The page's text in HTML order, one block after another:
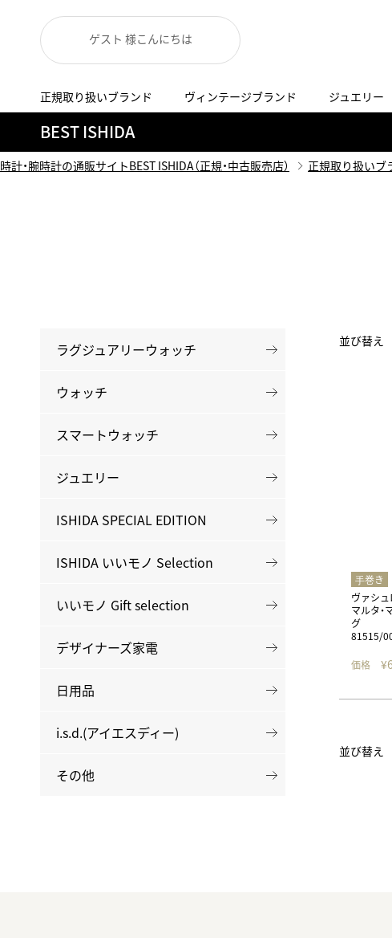
ゲスト 様こんにちは
正規取り扱いブランド
A B
アテッサ
ヴィンテージブランド
BEST VINTAGEについて
ジュエリー
正規取り扱いブランド
ISHIDA新宿
ニュースリリース 採
査定お申込み
YOUTUBE
BEST ISHIDA
時計・腕時計の通販サイトBEST ISHIDA（正規・中古販売店） 正規取り扱いブ
ラグジュアリーウォッチ
ウォッチ
スマートウォッチ
ジュエリー
ISHIDA SPECIAL EDITION
ISHIDA いいモノ Selection
いいモノ Gift selection
デザイナーズ家電
日用品
i.s.d.(アイエスディー)
その他
並び替え
⼿巻き
ヴァシュ
マルタ・
グ
81515/
価格
¥
並び替え